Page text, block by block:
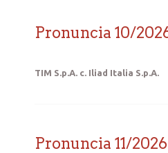
Pronuncia 10/
TIM S.p.A. c. Iliad Italia S.p.A.
Pronuncia 11/2026